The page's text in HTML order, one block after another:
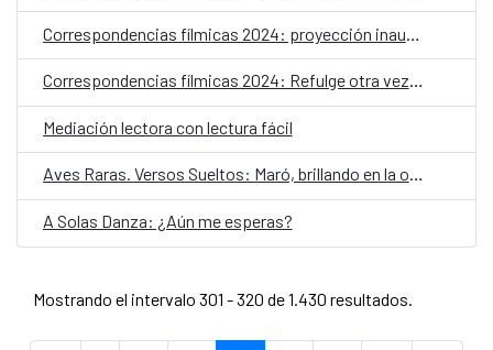
Correspondencias fílmicas 2024: Refulge otra vez el sol sobre el río
Mediación lectora con lectura fácil
Aves Raras. Versos Sueltos: Maró, brillando en la oscuridad
A Solas Danza: ¿Aún me esperas?
Mostrando el intervalo 301 - 320 de 1.430 resultados.